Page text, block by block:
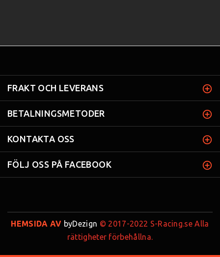
FRAKT OCH LEVERANS
BETALNINGSMETODER
KONTAKTA OSS
FÖLJ OSS PÅ FACEBOOK
HEMSIDA AV byDezign © 2017-2022 S-Racing.se Alla
rättigheter förbehållna.